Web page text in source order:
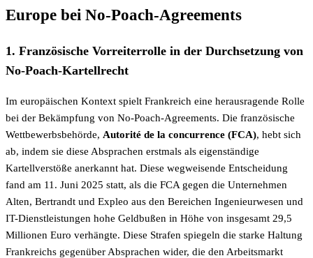
Europe bei No-Poach-Agreements
1. Französische Vorreiterrolle in der Durchsetzung von
No-Poach-Kartellrecht
Im europäischen Kontext spielt Frankreich eine herausragende Rolle
bei der Bekämpfung von No-Poach-Agreements. Die französische
Wettbewerbsbehörde, Autorité de la concurrence (FCA), hebt sich
ab, indem sie diese Absprachen erstmals als eigenständige
Kartellverstöße anerkannt hat. Diese wegweisende Entscheidung
fand am 11. Juni 2025 statt, als die FCA gegen die Unternehmen
Alten, Bertrandt und Expleo aus den Bereichen Ingenieurwesen und
IT-Dienstleistungen hohe Geldbußen in Höhe von insgesamt 29,5
Millionen Euro verhängte. Diese Strafen spiegeln die starke Haltung
Frankreichs gegenüber Absprachen wider, die den Arbeitsmarkt